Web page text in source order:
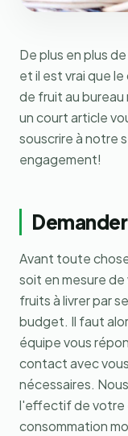
De plus en plus
et il est vrai que
de fruit au bureau
un court article
souscrire à notre
engagement!
Avant toute
soit en mesure
fruits à livrer par
budget. Il faut
équipe vous
contact avec
nécessaires.
l'effectif de votre
consommation